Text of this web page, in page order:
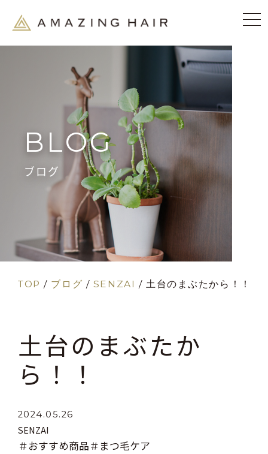
BLOG
ブログ
TOP / ブログ / SENZAI /土台のまぶたから！！
土台のまぶたか
ら！！
2024.05.26
SENZAI
＃おすすめ商品＃まつ毛ケア